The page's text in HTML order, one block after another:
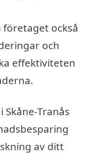
också
och
effektiviteten
Tranås
av ditt